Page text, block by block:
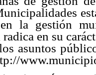
la gestión
en su
asuntos